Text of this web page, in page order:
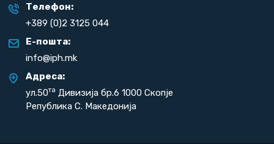
Телефон:
+389 (0)2 3125 044
Е-пошта:
info@iph.mk
Адреса:
ул.50та Дивизија бр.6 1000 Скопје
Република С. Македонија